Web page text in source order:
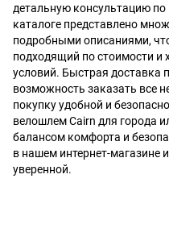
детальную консультацию
каталоге представлено
подробными описаниями,
подходящий по стоимости и
условий. Быстрая доставка
возможность заказать все
покупку удобной и
велошлем Cairn для города
балансом комфорта и
в нашем интернет-магазине
уверенной.